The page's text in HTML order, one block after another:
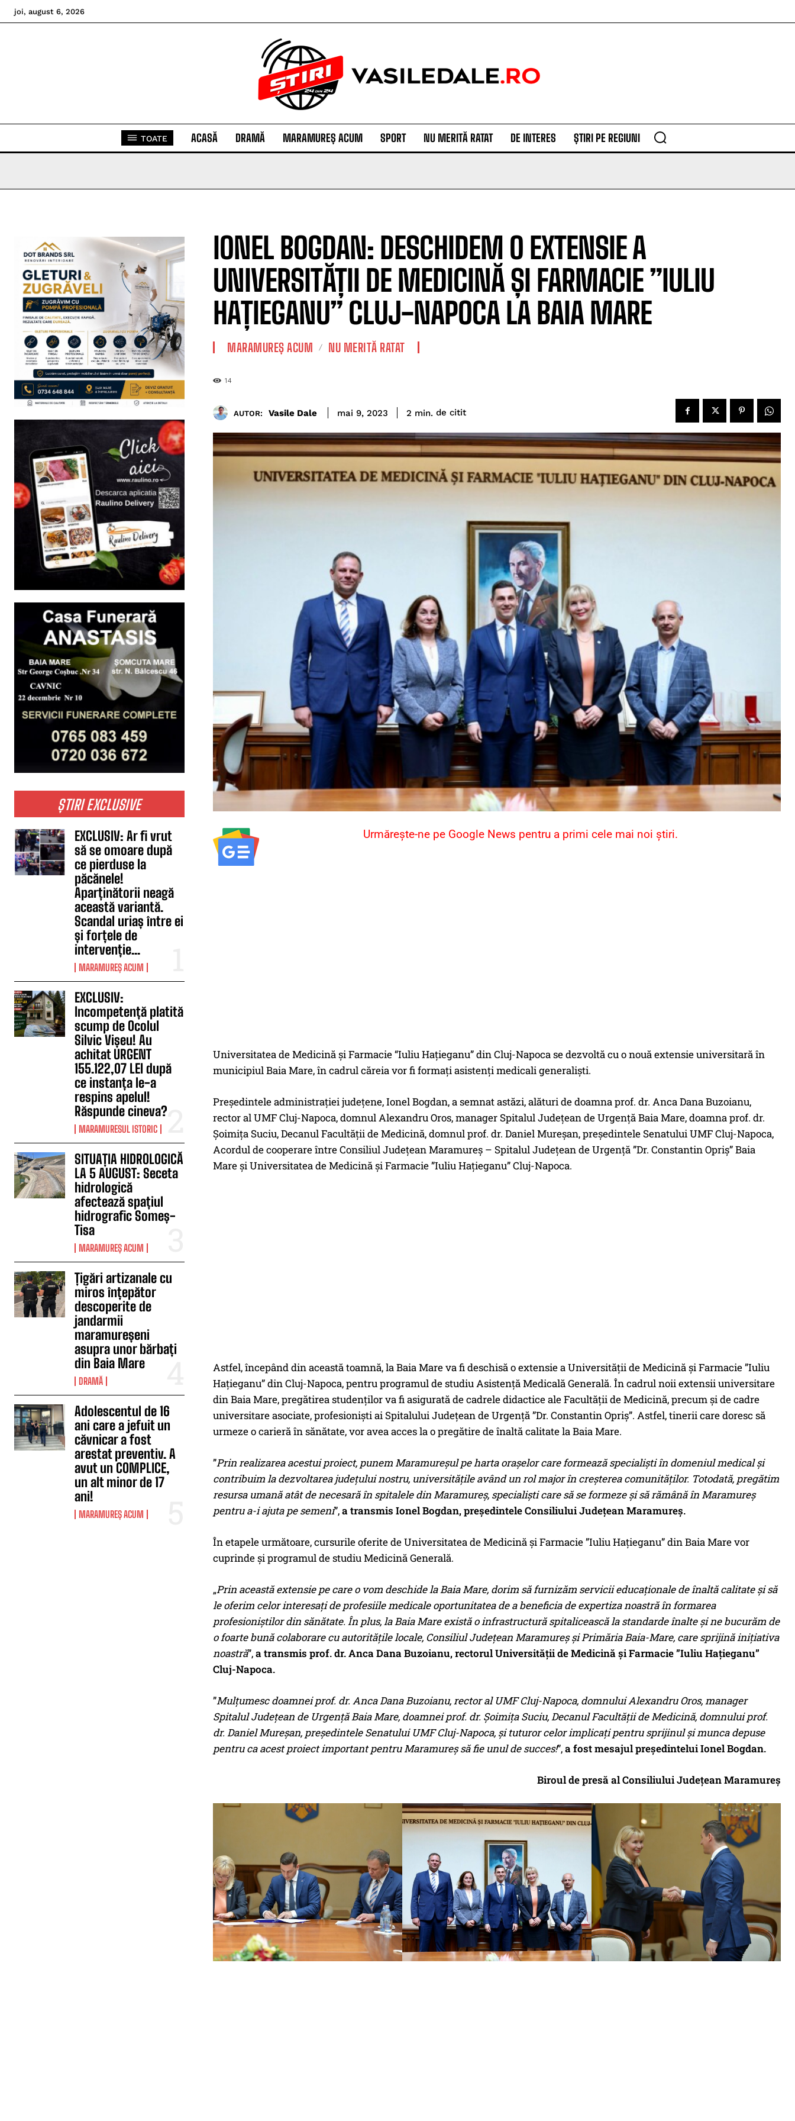
joi, august 6, 2026
TOATE ACASĂ DRAMĂ MARAMUREȘ ACUM SPORT NU MERITĂ RATAT DE INTERES ȘTIRI PE REGIUNI
ȘTIRI EXCLUSIVE
EXCLUSIV: Ar fi vrut
să se omoare după
ce pierduse la
păcănele!
Aparținătorii neagă
această variantă.
Scandal uriaș între ei
și forțele de
intervenție...
MARAMUREȘ ACUM
EXCLUSIV:
Incompetență platită
scump de Ocolul
Silvic Vișeu! Au
achitat URGENT
155.122,07 LEI după
ce instanța le-a
respins apelul!
Răspunde cineva?
MARAMURESUL ISTORIC
SITUAȚIA HIDROLOGICĂ
LA 5 AUGUST: Seceta
hidrologică
afectează spațiul
hidrografic Someș-
Tisa
MARAMUREȘ ACUM
Țigări artizanale cu
miros înțepător
descoperite de
jandarmii
maramureșeni
asupra unor bărbați
din Baia Mare
DRAMĂ
Adolescentul de 16
ani care a jefuit un
căvnicar a fost
arestat preventiv. A
avut un COMPLICE,
un alt minor de 17
ani!
MARAMUREȘ ACUM
IONEL BOGDAN: DESCHIDEM O EXTENSIE A
UNIVERSITĂȚII DE MEDICINĂ ȘI FARMACIE ”IULIU
HAȚIEGANU” CLUJ-NAPOCA LA BAIA MARE
MARAMUREȘ ACUM NU MERITĂ RATAT
14
AUTOR: Vasile Dale mai 9, 2023 2 min. de citit
Urmărește-ne pe Google News pentru a primi cele mai noi știri.
Universitatea de Medicină și Farmacie “Iuliu Hațieganu” din Cluj-Napoca se dezvoltă cu o nouă extensie universitară în
municipiul Baia Mare, în cadrul căreia vor fi formați asistenți medicali generaliști.
Președintele administrației județene, Ionel Bogdan, a semnat astăzi, alături de doamna prof. dr. Anca Dana Buzoianu,
rector al UMF Cluj-Napoca, domnul Alexandru Oros, manager Spitalul Județean de Urgență Baia Mare, doamna prof. dr.
Șoimița Suciu, Decanul Facultății de Medicină, domnul prof. dr. Daniel Mureșan, președintele Senatului UMF Cluj-Napoca,
Acordul de cooperare între Consiliul Județean Maramureș – Spitalul Județean de Urgență ”Dr. Constantin Opriș” Baia
Mare și Universitatea de Medicină și Farmacie ”Iuliu Hațieganu” Cluj-Napoca.
Astfel, începând din această toamnă, la Baia Mare va fi deschisă o extensie a Universității de Medicină și Farmacie ”Iuliu
Hațieganu” din Cluj-Napoca, pentru programul de studiu Asistență Medicală Generală. În cadrul noii extensii universitare
din Baia Mare, pregătirea studenților va fi asigurată de cadrele didactice ale Facultății de Medicină, precum și de cadre
universitare asociate, profesioniști ai Spitalului Județean de Urgență ”Dr. Constantin Opriș”. Astfel, tinerii care doresc să
urmeze o carieră în sănătate, vor avea acces la o pregătire de înaltă calitate la Baia Mare.
”Prin realizarea acestui proiect, punem Maramureșul pe harta orașelor care formează specialiști în domeniul medical și
contribuim la dezvoltarea județului nostru, universitățile având un rol major în creșterea comunităților. Totodată, pregătim
resursa umană atât de necesară în spitalele din Maramureș, specialiști care să se formeze și să rămână în Maramureș
pentru a-i ajuta pe semeni”,a transmis Ionel Bogdan, președintele Consiliului Județean Maramureș.
În etapele următoare, cursurile oferite de Universitatea de Medicină și Farmacie ”Iuliu Hațieganu” din Baia Mare vor
cuprinde și programul de studiu Medicină Generală.
„Prin această extensie pe care o vom deschide la Baia Mare, dorim să furnizăm servicii educaționale de înaltă calitate și să
le oferim celor interesați de profesiile medicale oportunitatea de a beneficia de expertiza noastră în formarea
profesioniștilor din sănătate. În plus, la Baia Mare există o infrastructură spitalicească la standarde înalte și ne bucurăm de
o foarte bună colaborare cu autoritățile locale, Consiliul Județean Maramureș și Primăria Baia-Mare, care sprijină inițiativa
noastră”,a transmis prof. dr. Anca Dana Buzoianu, rectorul Universității de Medicină și Farmacie ”Iuliu Hațieganu”
Cluj-Napoca.
”Mulțumesc doamnei prof. dr. Anca Dana Buzoianu, rector al UMF Cluj-Napoca, domnului Alexandru Oros, manager
Spitalul Județean de Urgență Baia Mare, doamnei prof. dr. Șoimița Suciu, Decanul Facultății de Medicină, domnului prof.
dr. Daniel Mureșan, președintele Senatului UMF Cluj-Napoca, și tuturor celor implicați pentru sprijinul și munca depuse
pentru ca acest proiect important pentru Maramureș să fie unul de succes!”,a fost mesajul președintelui Ionel Bogdan.
Biroul de presă al Consiliului Județean Maramureș